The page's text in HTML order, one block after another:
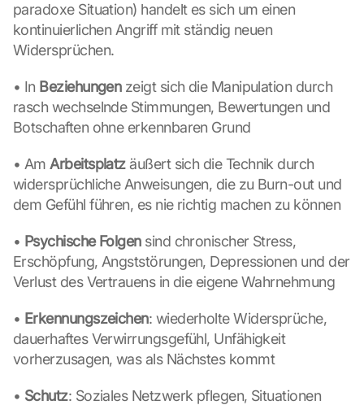
paradoxe Situation) handelt es sich um einen
kontinuierlichen Angriff mit ständig neuen
Widersprüchen.
• In Beziehungen zeigt sich die Manipulation durch
rasch wechselnde Stimmungen, Bewertungen und
Botschaften ohne erkennbaren Grund
• Am Arbeitsplatz äußert sich die Technik durch
widersprüchliche Anweisungen, die zu Burn-out und
dem Gefühl führen, es nie richtig machen zu können
• Psychische Folgen sind chronischer Stress,
Erschöpfung, Angststörungen, Depressionen und der
Verlust des Vertrauens in die eigene Wahrnehmung
• Erkennungszeichen: wiederholte Widersprüche,
dauerhaftes Verwirrungsgefühl, Unfähigkeit
vorherzusagen, was als Nächstes kommt
• Schutz: Soziales Netzwerk pflegen, Situationen